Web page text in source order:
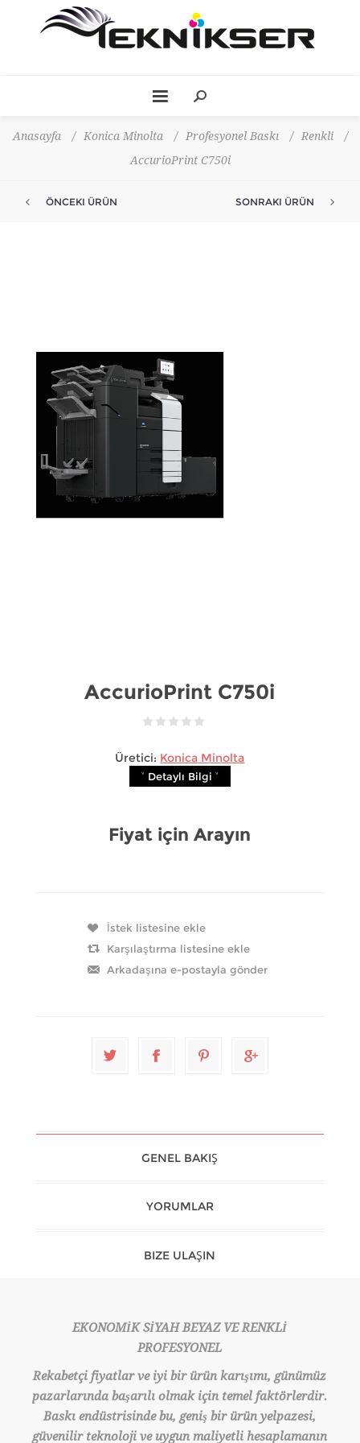
Anasayfa / Konica Minolta / Profesyonel Baskı / Renkli
/
AccurioPrint C750i
ÖNCEKI ÜRÜN SONRAKI ÜRÜN
AccurioPrint C750i
Üretici: Konica Minolta
˅ Detaylı Bilgi ˅
Fiyat için Arayın
GENEL BAKIŞ
YORUMLAR
BIZE ULAŞIN
EKONOMİK SİYAH BEYAZ VE RENKLİ
PROFESYONEL
Rekabetçi fiyatlar ve iyi bir ürün karışımı, günümüz
pazarlarında başarılı olmak için temel faktörlerdir.
Baskı endüstrisinde bu, geniş bir ürün yelpazesi,
güvenilir teknoloji ve uygun maliyetli hesaplamanın